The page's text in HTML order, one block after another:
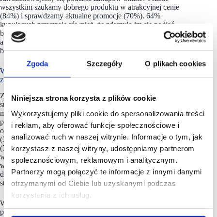
Zgoda Szczegóły O plikach cookies
Niniejsza strona korzysta z plików cookie
Wykorzystujemy pliki cookie do spersonalizowania treści
i reklam, aby oferować funkcje społecznościowe i
analizować ruch w naszej witrynie. Informacje o tym, jak
korzystasz z naszej witryny, udostępniamy partnerom
społecznościowym, reklamowym i analitycznym.
Partnerzy mogą połączyć te informacje z innymi danymi
otrzymanymi od Ciebie lub uzyskanymi podczas
korzystania z ich usług.
wszystkim szukamy dobrego produktu w atrakcyjnej cenie
(84%) i sprawdzamy aktualne promocje (70%). 64%
kupujących przyznaje również, że zdarzyło im się podjąć
błyskawiczną decyzję o zakupie pod wpływem promocji,
a 60% jest w stanie poczekać na zakup do chwili, gdy produkt
będzie kosztował mniej.
W online’ie cenimy opinie, stacjonarnie – możliwość kontaktu
z produktem
Zakupy online mają dla kupujących (nie tylko tych w duchu
smart) szereg zalet. Polacy na pierwszym miejscu wymienili
możliwość zapoznania się z opiniami innych użytkowników
produktu – 73%. Niezwykle istotne są dla nas również dobre
opisy towarów (72%), atrakcyjniejsze niż stacjonarnie ceny
(70%) oraz większa możliwość porównywania produktów
(70%). W przeciwieństwie do zakupów stacjonarnych,
w zakupach online dostrzegamy również przewagę w zakresie
większej liczby metod płatności (66%), dostępności sklepów
dla osób ze specjalnymi potrzebami oraz większego niż
stacjonarnie asortymentu.
Wśród kupujących stacjonarnie, w pierwszej trójce zalet
pojawia się możliwość kontaktu